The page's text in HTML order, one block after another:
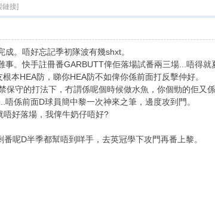
鏈接]
。唔好忘記季初隊波有幾shxt。
。快手註冊番GARBUTT俾佢落場試番兩三場...唔得就
本HEA防，睇你HEA防不如俾你係前面打反擊仲好。
守的打法下，冇謂係呢個時候做水魚，你個勁的佢又
係前面D球員簡中黎一次神來之筆，邊度攻到門。
好落場，我俾牛奶仔唔好?
呢D半季都幫唔到咩手，去英冠學下攻門再番上黎。